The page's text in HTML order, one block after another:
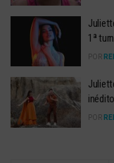
1ª
POR
POR